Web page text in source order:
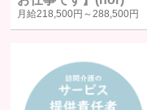
ユーザー本人から明示
統計処理されたデータの
月給218,500円～288,500円